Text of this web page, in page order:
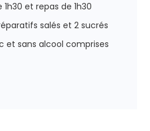
1h30 et repas de 1h30
salés et 2 sucrés
et sans alcool comprises